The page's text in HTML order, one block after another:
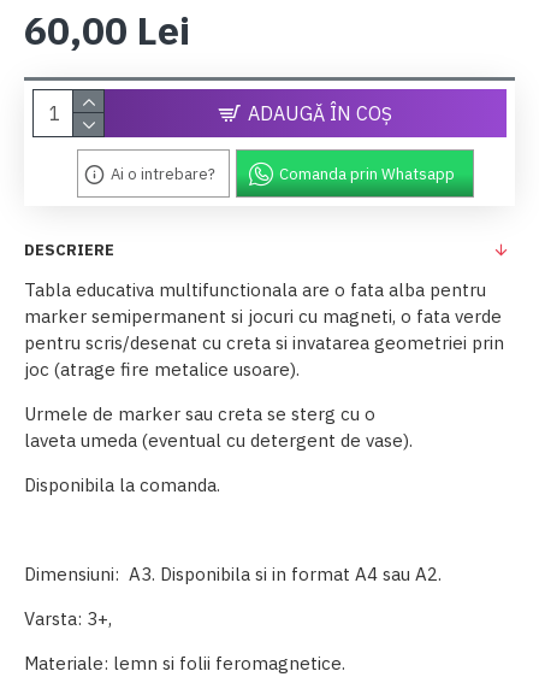
60,00 Lei
ADAUGĂ ÎN COŞ
Ai o intrebare? Comanda prin Whatsapp
DESCRIERE
Tabla educativa multifunctionala are o fata alba pentru
marker semipermanent si jocuri cu magneti, o fata verde
pentru scris/desenat cu creta si invatarea geometriei prin
joc (atrage fire metalice usoare).
Urmele de marker sau creta se sterg cu o
laveta umeda (eventual cu detergent de vase).
Disponibila la comanda.
Dimensiuni: A3. Disponibila si in format A4 sau A2.
Varsta: 3+,
Materiale: lemn si folii feromagnetice.